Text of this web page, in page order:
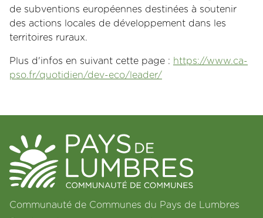
de subventions européennes destinées à soutenir
des actions locales de développement dans les
territoires ruraux.
Plus d'infos en suivant cette page : https://www.ca-
pso.fr/quotidien/dev-eco/leader/
Communauté de Communes du Pays de Lumbres